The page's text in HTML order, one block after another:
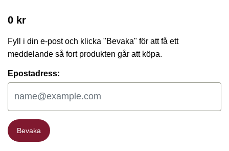
0 kr
Fyll i din e-post och klicka "Bevaka" för att få ett
meddelande så fort produkten går att köpa.
Epostadress:
Bevaka
Bevaka